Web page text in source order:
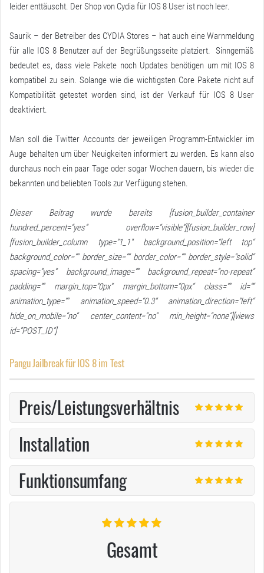
leider enttäuscht. Der Shop von Cydia für IOS 8 User ist noch leer.
Saurik – der Betreiber des CYDIA Stores – hat auch eine Warnmeldung
für alle IOS 8 Benutzer auf der Begrüßungsseite platziert. Sinngemäß
bedeutet es, dass viele Pakete noch Updates benötigen um mit IOS 8
kompatibel zu sein. Solange wie die wichtigsten Core Pakete nicht auf
Kompatibilität getestet worden sind, ist der Verkauf für IOS 8 User
deaktiviert.
Man soll die Twitter Accounts der jeweiligen Programm-Entwickler im
Auge behalten um über Neuigkeiten informiert zu werden. Es kann also
durchaus noch ein paar Tage oder sogar Wochen dauern, bis wieder die
bekannten und beliebten Tools zur Verfügung stehen.
Dieser Beitrag wurde bereits [fusion_builder_container
hundred_percent=“yes“ overflow=“visible“][fusion_builder_row]
[fusion_builder_column type=“1_1″ background_position=“left top“
background_color=““ border_size=““ border_color=““ border_style=“solid“
spacing=“yes“ background_image=““ background_repeat=“no-repeat“
padding=““ margin_top=“0px“ margin_bottom=“0px“ class=““ id=““
animation_type=““ animation_speed=“0.3″ animation_direction=“left“
hide_on_mobile=“no“ center_content=“no“ min_height=“none“][views
id=“POST_ID“]
Pangu Jailbreak für IOS 8 im Test
Preis/Leistungsverhältnis
Installation
Funktionsumfang
Gesamt